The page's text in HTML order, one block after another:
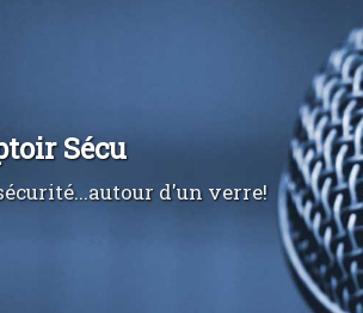
Sécu
d'un verre!